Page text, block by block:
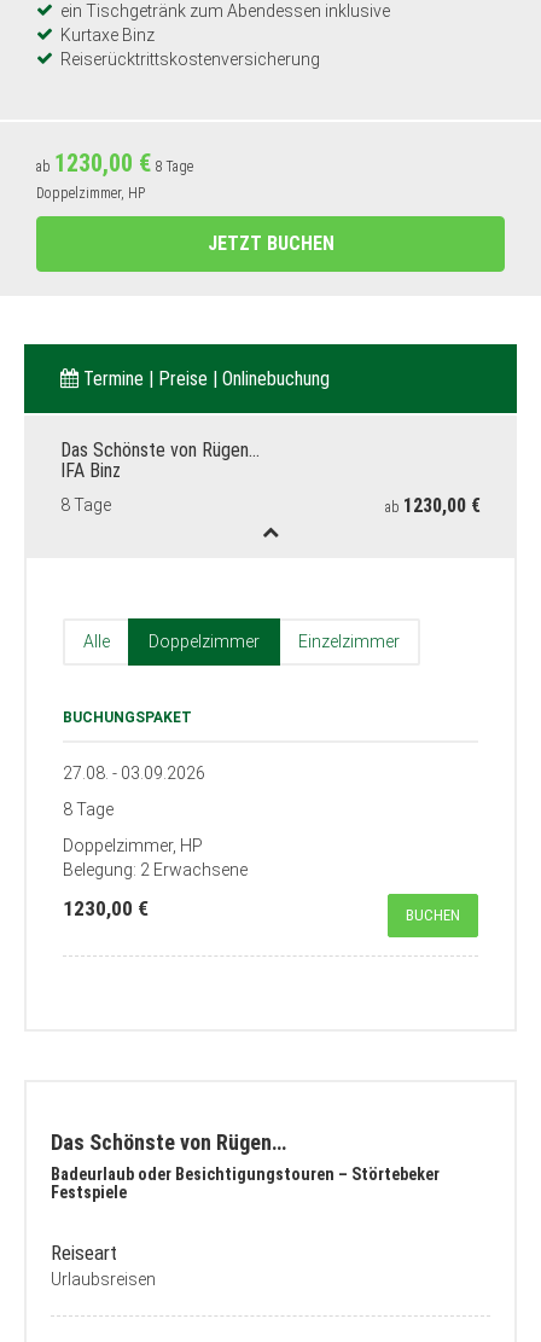
ein Tischgetränk zum Abendessen inklusive
Kurtaxe Binz
Reiserücktrittskostenversicherung
ab 1230,00 € 8 Tage
Doppelzimmer, HP
JETZT BUCHEN
Termine | Preise | Onlinebuchung
Das Schönste von Rügen…
IFA Binz
8 Tage ab 1230,00 €
Alle Doppelzimmer Einzelzimmer
BUCHUNGSPAKET
27.08. - 03.09.2026
8 Tage
Doppelzimmer, HP
Belegung: 2 Erwachsene
1230,00 € BUCHEN
Das Schönste von Rügen…
Badeurlaub oder Besichtigungstouren – Störtebeker
Festspiele
Reiseart
Urlaubsreisen